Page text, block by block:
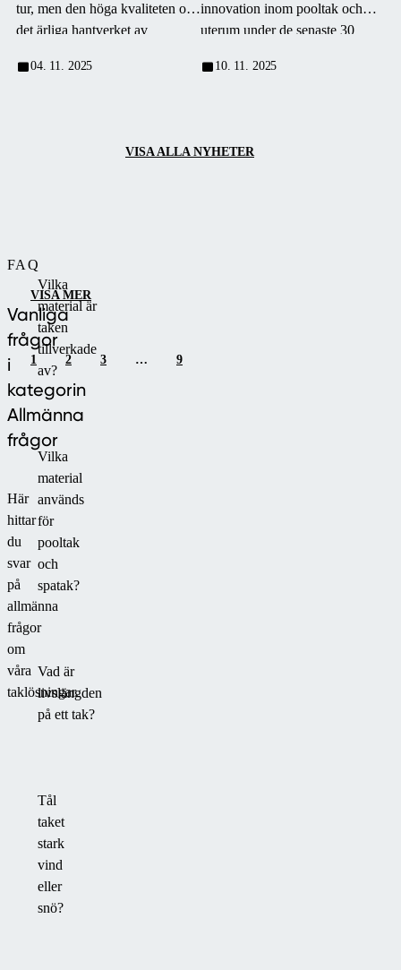
VISA ALLA NYHETER
tur, men den höga kvaliteten och
det ärliga hantverket av
noggrann installation för att
04. 11. 2025
innovation inom pooltak och
uterum under de senaste 30
10. 11. 2025
FAQ
Vanliga
frågor
i
kategorin
Allmänna
frågor
Här
hittar
du
svar
på
allmänna
frågor
om
våra
taklösningar.
Vilka
material är
taken
tillverkade
av?
Vilka
material
används
för
pooltak
och
spatak?
Vad är
livslängden
på ett tak?
Tål
taket
stark
vind
eller
snö?
VISA MER
1 2 3 … 9